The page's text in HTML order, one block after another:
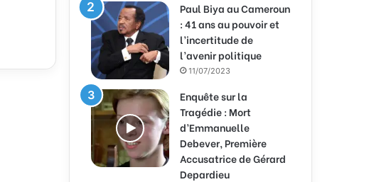
Paul Biya au Cameroun
: 41 ans au pouvoir et
l’incertitude de
l’avenir politique
11/07/2023
Enquête sur la
Tragédie : Mort
d’Emmanuelle
Debever, Première
Accusatrice de Gérard
Depardieu